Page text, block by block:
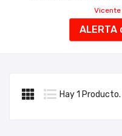
ALERTA
Hay 1 Producto.